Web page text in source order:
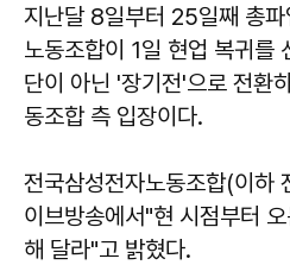
지난달 8일부터 25일째 총
노동조합이 1일 현업 복귀를
단이 아닌 '장기전'으로 전환
동조합 측 입장이다.
전국삼성전자노동조합(이하
이브방송에서"현 시점부터
해 달라"고 밝혔다.